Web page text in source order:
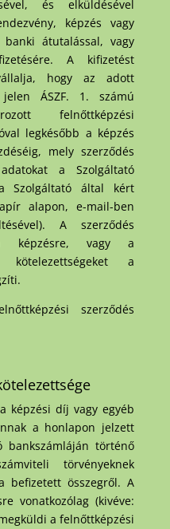
és elküldésével
képzés vagy
átutalással, vagy
A kifizetést
hogy az adott
ÁSZF. 1. számú
felnőttképzési
legkésőbb a képzés
mely szerződés
a Szolgáltató
Szolgáltató által kért
alapon, e-mail-ben
A szerződés
képzésre, vagy a
kötelezettségeket a
szerződés
képzési díj vagy egyéb
a honlapon jelzett
bankszámláján történő
törvényeknek
befizetett összegről. A
vonatkozólag (kivéve:
a felnőttképzési